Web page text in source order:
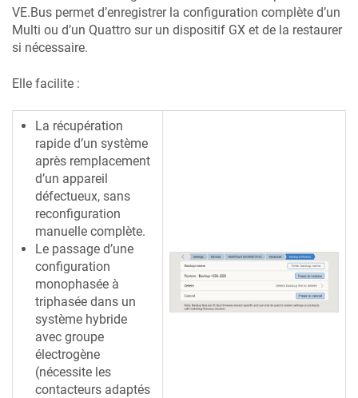
VE.Bus permet d’enregistrer la configuration complète d’un
Multi ou d’un Quattro sur un dispositif GX et de la restaurer
si nécessaire.
Elle facilite :
La récupération
rapide d’un système
après remplacement
d’un appareil
défectueux, sans
reconfiguration
manuelle complète.
Le passage d’une
configuration
monophasée à
triphasée dans un
système hybride
avec groupe
électrogène
(nécessite les
contacteurs adaptés